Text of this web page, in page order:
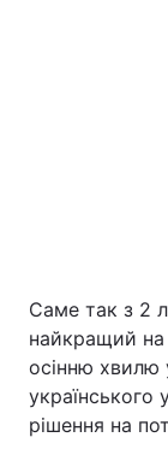
Саме так з 2
найкращий на
осінню хвилю
українського
рішення на